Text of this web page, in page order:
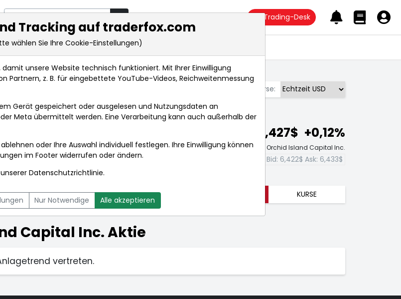
Trading-Desk
Market Tools Realtimekurse Nachrichten
Börse:
6,427$ +0,12%
Echtzeit-Aktienkurs Orchid Island Capital Inc.
Bid: 6,422$ Ask: 6,433$
NACHRICHTEN CHARTTOOL KURSE
Capital Inc. Aktie
vertreten.
Tracking auf traderfox.com
wählen Sie Ihre Cookie-Einstellungen)
unsere Website technisch funktioniert. Mit Ihrer Einwilligung
Partnern, z. B. für eingebettete YouTube-Videos, Reichweitenmessung
Gerät gespeichert oder ausgelesen und Nutzungsdaten an
Meta übermittelt werden. Eine Verarbeitung kann auch außerhalb der
oder Ihre Auswahl individuell festlegen. Ihre Einwilligung können
im Footer widerrufen oder ändern.
Datenschutzrichtlinie.
Nur Notwendige Alle akzeptieren